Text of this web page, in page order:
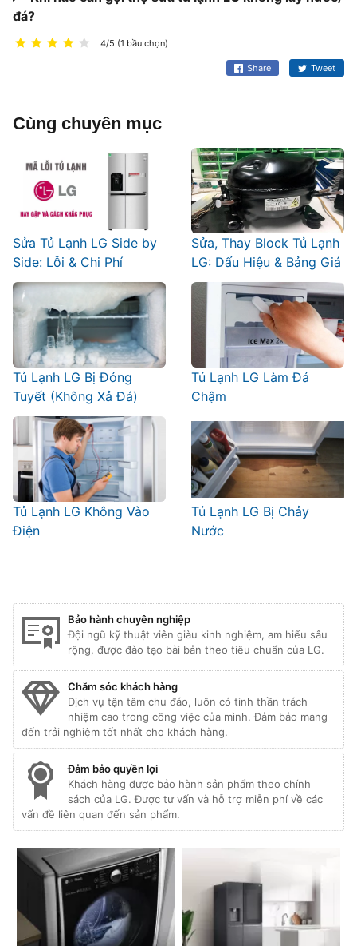
đá?
4/5 (1 bầu chọn)
Share Tweet
Cùng chuyên mục
Sửa Tủ Lạnh LG Side by
Side: Lỗi & Chi Phí
Sửa, Thay Block Tủ Lạnh
LG: Dấu Hiệu & Bảng Giá
Tủ Lạnh LG Bị Đóng
Tuyết (Không Xả Đá)
Tủ Lạnh LG Làm Đá
Chậm
Tủ Lạnh LG Không Vào
Điện
Tủ Lạnh LG Bị Chảy
Nước
Bảo hành chuyên nghiệp
Đội ngũ kỹ thuật viên giàu kinh nghiệm, am hiểu sâu
rộng, được đào tạo bài bản theo tiêu chuẩn của LG.
Chăm sóc khách hàng
Dịch vụ tận tâm chu đáo, luôn có tinh thần trách
nhiệm cao trong công việc của mình. Đảm bảo mang
đến trải nghiệm tốt nhất cho khách hàng.
Đảm bảo quyền lợi
Khách hàng được bảo hành sản phẩm theo chính
sách của LG. Được tư vấn và hỗ trợ miễn phí về các
vấn đề liên quan đến sản phẩm.